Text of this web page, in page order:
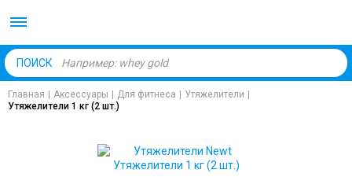
ПОИСК
Главная Аксессуары Для фитнеса Утяжелители
Утяжелители 1 кг (2 шт.)